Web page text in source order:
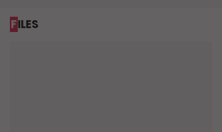
FILES